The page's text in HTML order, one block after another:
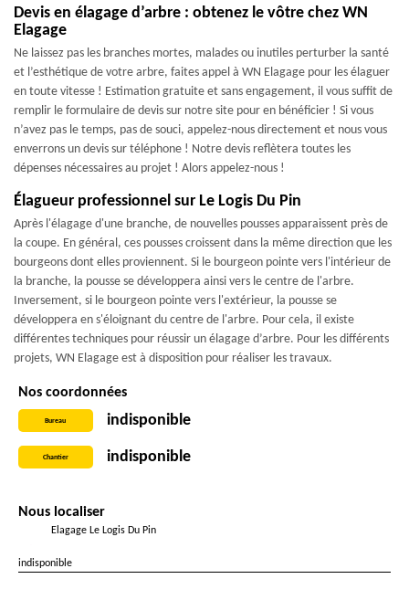
Devis en élagage d’arbre : obtenez le vôtre chez WN
Elagage
Ne laissez pas les branches mortes, malades ou inutiles perturber la santé
et l’esthétique de votre arbre, faites appel à WN Elagage pour les élaguer
en toute vitesse ! Estimation gratuite et sans engagement, il vous suffit de
remplir le formulaire de devis sur notre site pour en bénéficier ! Si vous
n’avez pas le temps, pas de souci, appelez-nous directement et nous vous
enverrons un devis sur téléphone ! Notre devis reflètera toutes les
dépenses nécessaires au projet ! Alors appelez-nous !
Élagueur professionnel sur Le Logis Du Pin
Après l'élagage d'une branche, de nouvelles pousses apparaissent près de
la coupe. En général, ces pousses croissent dans la même direction que les
bourgeons dont elles proviennent. Si le bourgeon pointe vers l'intérieur de
la branche, la pousse se développera ainsi vers le centre de l'arbre.
Inversement, si le bourgeon pointe vers l'extérieur, la pousse se
développera en s'éloignant du centre de l'arbre. Pour cela, il existe
différentes techniques pour réussir un élagage d’arbre. Pour les différents
projets, WN Elagage est à disposition pour réaliser les travaux.
Nos coordonnées
Bureau indisponible
Chantier indisponible
Nous localiser
Elagage Le Logis Du Pin
indisponible